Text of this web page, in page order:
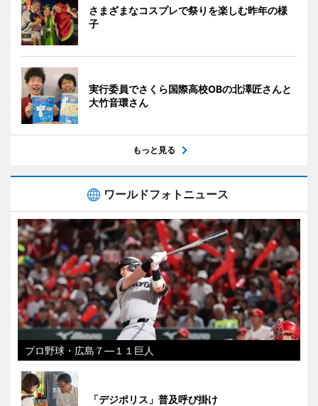
さまざまなコスプレで祭りを楽しむ昨年の様
子
実行委員でさくら国際高校OBの北澤匠さんと
大竹音環さん
もっと見る
ワールドフォトニュース
プロ野球・広島７―１１巨人
「デジポリス」普及呼び掛け